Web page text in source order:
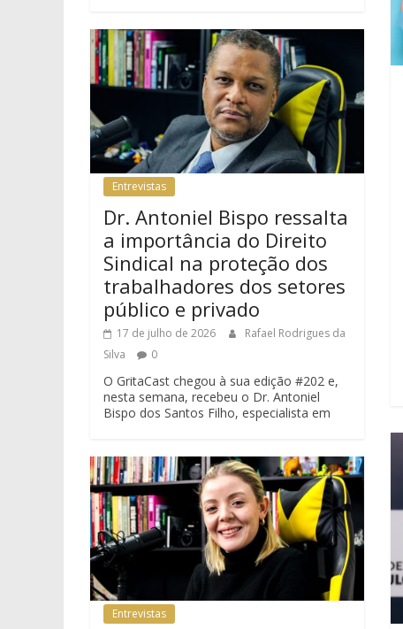
Entrevistas
Dr. Antoniel Bispo ressalta
a importância do Direito
Sindical na proteção dos
trabalhadores dos setores
público e privado
17 de julho de 2026
Rafael Rodrigues da
Silva
0
O GritaCast chegou à sua edição #202 e,
nesta semana, recebeu o Dr. Antoniel
Bispo dos Santos Filho, especialista em
Entrevistas